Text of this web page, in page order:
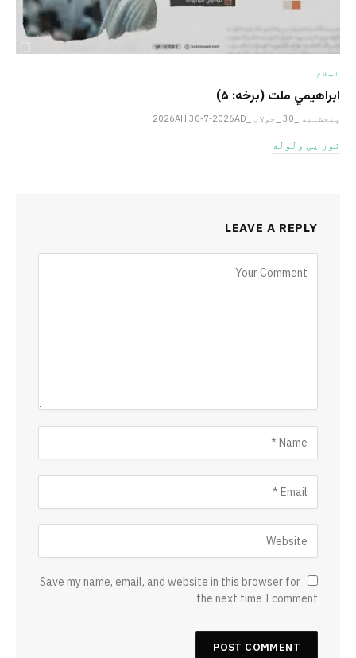
اسلام
ابراهيمي ملت (برخه: ۵)
پنجشنبه _30 _جولای _2026AH 30-7-2026AD
نور یی ولوله
LEAVE A REPLY
Save my name, email, and website in this browser for
the next time I comment.